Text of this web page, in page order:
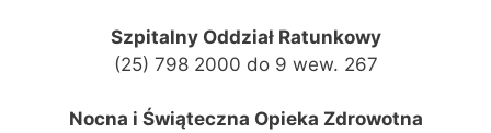
Szpitalny Oddział Ratunkowy
(25) 798 2000 do 9 wew. 267
Nocna i Świąteczna Opieka Zdrowotna